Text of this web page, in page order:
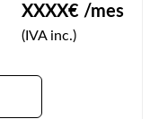
XXXX€ /mes
(IVA inc.)